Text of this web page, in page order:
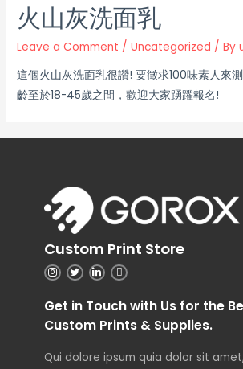
火山灰洗面乳
Leave a Comment /Uncategorized / By
這個火山灰洗面乳很讚! 要徵求100味素人來
齡至於18-45歲之間，歡迎大家踴躍報名!
Custom Print Store
Get in Touch with Us for the
Custom Prints & Supplies.
Qui dolore ipsum quia dolor sit